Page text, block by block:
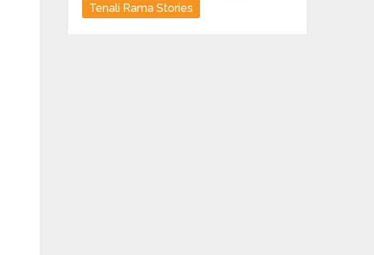
Tenali Rama Stories